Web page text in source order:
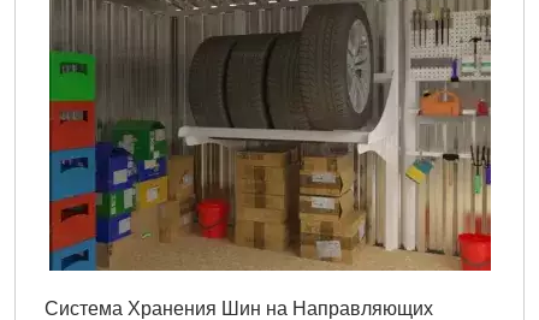
Система Хранения Шин на Направляющих